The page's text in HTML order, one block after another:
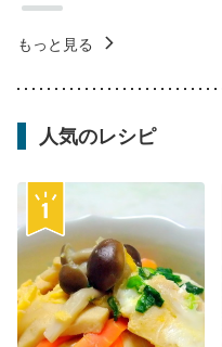
もっと見る
人気のレシピ